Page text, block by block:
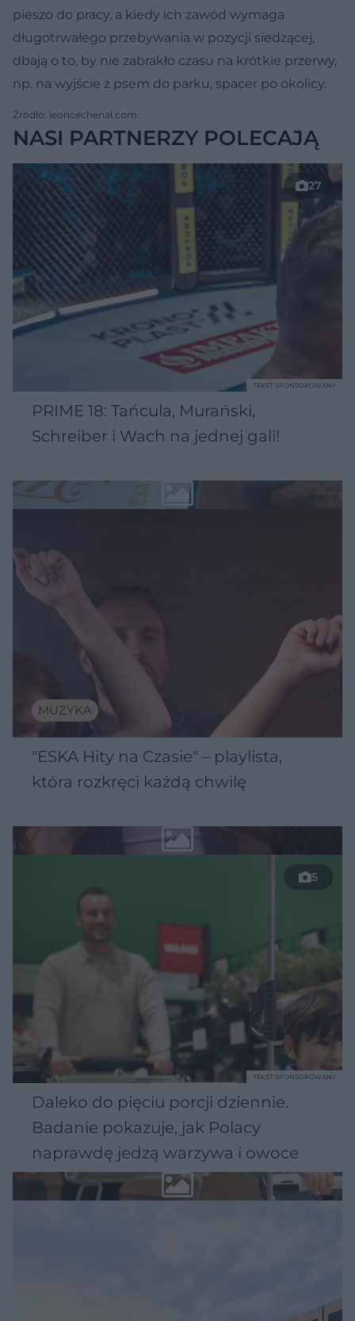
pieszo do pracy, a kiedy ich zawód wymaga
długotrwałego przebywania w pozycji siedzącej,
dbają o to, by nie zabrakło czasu na krótkie przerwy,
np. na wyjście z psem do parku, spacer po okolicy.
Źródło: leoncechenal.com.
NASI PARTNERZY POLECAJĄ
27
PRIME 18: Tańcula, Murański,
Schreiber i Wach na jednej gali!
TEKST SPONSOROWANY
MUZYKA
"ESKA Hity na Czasie" – playlista,
która rozkręci każdą chwilę
5
Daleko do pięciu porcji dziennie.
Badanie pokazuje, jak Polacy
naprawdę jedzą warzywa i owoce
TEKST SPONSOROWANY